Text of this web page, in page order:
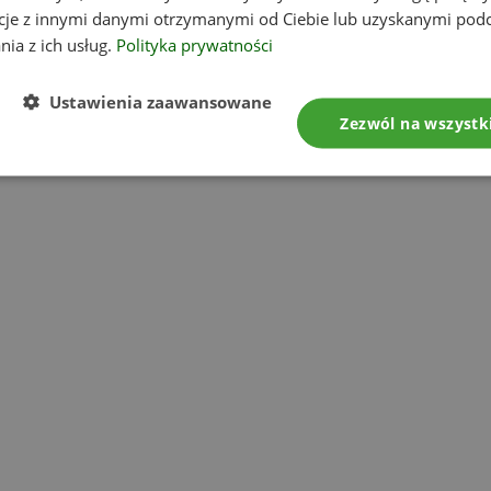
z innymi danymi otrzymanymi od Ciebie lub uzyskanymi
z ich usług. Polityka prywatności
Zezwól na
Ustawienia zaawansowane